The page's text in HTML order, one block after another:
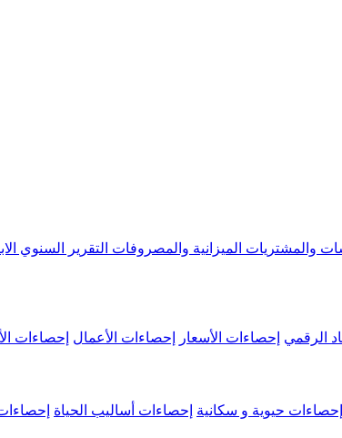
والمشتريات الميزانية والمصروفات التقرير السنوي
الرقمي إحصاءات الأسعار إحصاءات الأعمال إحصاءات
إحصاءات حيوية و سكانية إحصاءات أساليب الحياة